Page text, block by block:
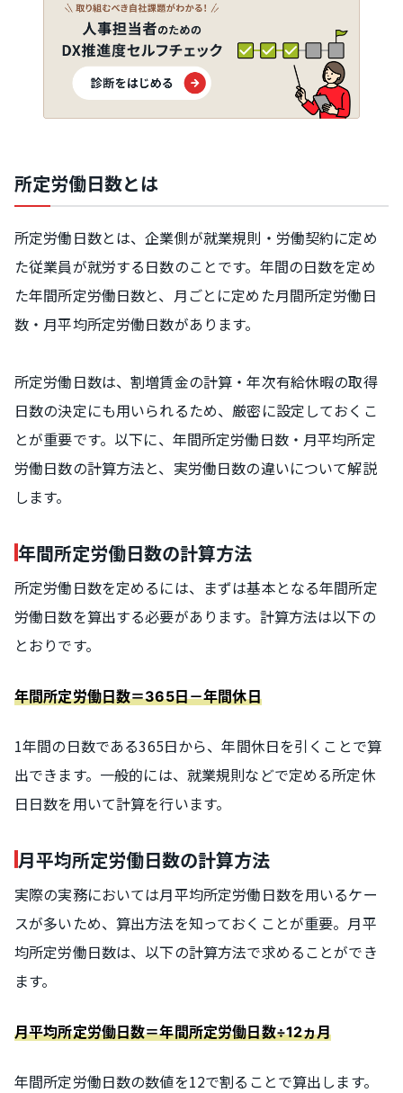
所定労働日数とは
所定労働日数とは、企業側が就業規則・労働契約に定め
た従業員が就労する日数のことです。年間の日数を定め
た年間所定労働日数と、月ごとに定めた月間所定労働日
数・月平均所定労働日数があります。
所定労働日数は、割増賃金の計算・年次有給休暇の取得
日数の決定にも用いられるため、厳密に設定しておくこ
とが重要です。以下に、年間所定労働日数・月平均所定
労働日数の計算方法と、実労働日数の違いについて解説
します。
年間所定労働日数の計算方法
所定労働日数を定めるには、まずは基本となる年間所定
労働日数を算出する必要があります。計算方法は以下の
とおりです。
年間所定労働日数＝365日－年間休日
1年間の日数である365日から、年間休日を引くことで算
出できます。一般的には、就業規則などで定める所定休
日日数を用いて計算を行います。
月平均所定労働日数の計算方法
実際の実務においては月平均所定労働日数を用いるケー
スが多いため、算出方法を知っておくことが重要。月平
均所定労働日数は、以下の計算方法で求めることができ
ます。
月平均所定労働日数＝年間所定労働日数÷12ヵ月
年間所定労働日数の数値を12で割ることで算出します。